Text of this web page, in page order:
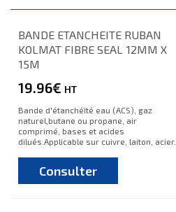
BANDE ETANCHEITE RUBAN
KOLMAT FIBRE SEAL 12MM X
15M
19.96€ HT
Bande d'étanchéîté eau (ACS), gaz
naturel,butane ou propane, air
comprimé, bases et acides
dilués.Applicable sur cuivre, laiton, acier...
Consulter